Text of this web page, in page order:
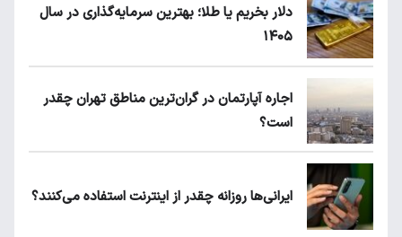
دلار بخریم یا طلا؛ بهترین سرمایه‌گذاری در سال
۱۴۰۵
اجاره آپارتمان در گران‌ترین مناطق تهران چقدر
است؟
ایرانی‌ها روزانه چقدر از اینترنت استفاده می‌کنند؟